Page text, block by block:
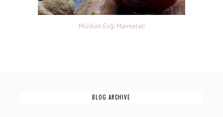
Mürdüm Eriği Marmelatı
BLOG ARCHIVE